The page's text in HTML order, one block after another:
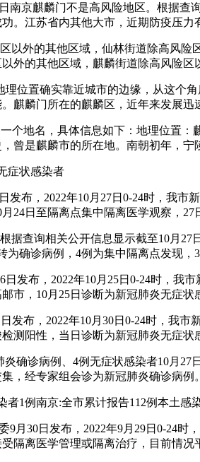
南京麒麟门不是高风险地区。根据
。江苏省内其他大市，近期防疫压
以外的其他区域，仙林街道除高风
外的其他区域，麒麟街道除高风险
理位置确实靠近城市的边缘，从这
麒麟门所在的麒麟区，近年来发展迅
个地名，具体信息如下：地理位置
曾是麒麟市的所在地。南朝初年，宁
症状感染者
发布，2022年10月27日0-24时，我
24日至隔离点集中隔离医学观察，
据查询相关公开信息显示截至10月
为确诊病例，4例为集中隔离点发现，
日发布，2022年10月25日0-24时，
市，10月25日诊断为新冠肺炎无症状
发布，2022年10月30日0-24时，我
测阳性，当日诊断为新冠肺炎无症状
炎确诊病例、4例无症状感染者10月
，经专家组会诊为新冠肺炎确诊病例
者1例南京:全市累计报告112例本土感
9月30日发布，2022年9月29日0-24
隔离医学管理或隔离治疗，目前情况